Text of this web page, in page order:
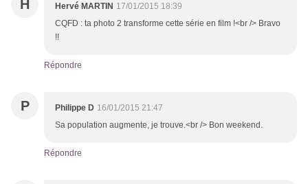
H Hervé MARTIN 17/01/2015 18:39
CQFD : ta photo 2 transforme cette série en film !<br /> Bravo
!!
Répondre
P Philippe D 16/01/2015 21:47
Sa population augmente, je trouve.<br /> Bon weekend.
Répondre